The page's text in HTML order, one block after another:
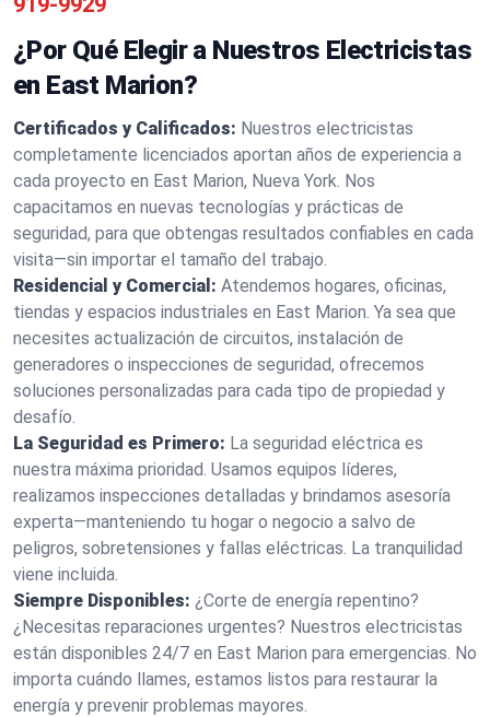
¿Por Qué Elegir a Nuestros Electricistas
en East Marion?
Certificados y Calificados: Nuestros electricistas
completamente licenciados aportan años de experiencia a
cada proyecto en East Marion, Nueva York. Nos
capacitamos en nuevas tecnologías y prácticas de
seguridad, para que obtengas resultados confiables en cada
visita—sin importar el tamaño del trabajo.
Residencial y Comercial: Atendemos hogares, oficinas,
tiendas y espacios industriales en East Marion. Ya sea que
necesites actualización de circuitos, instalación de
generadores o inspecciones de seguridad, ofrecemos
soluciones personalizadas para cada tipo de propiedad y
desafío.
La Seguridad es Primero: La seguridad eléctrica es
nuestra máxima prioridad. Usamos equipos líderes,
realizamos inspecciones detalladas y brindamos asesoría
experta—manteniendo tu hogar o negocio a salvo de
peligros, sobretensiones y fallas eléctricas. La tranquilidad
viene incluida.
Siempre Disponibles: ¿Corte de energía repentino?
¿Necesitas reparaciones urgentes? Nuestros electricistas
están disponibles 24/7 en East Marion para emergencias. No
importa cuándo llames, estamos listos para restaurar la
energía y prevenir problemas mayores.